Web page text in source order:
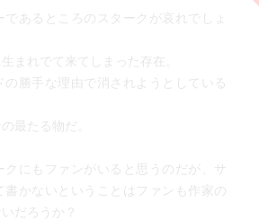
であるところのスタークが哀れでしょ
まれでて来てしまった存在。
の勝手な理由で消されようとしている
最たる物だ。
クにもファンがいると思うのだが、サ
書かないということはファンも作家の
だろうか？